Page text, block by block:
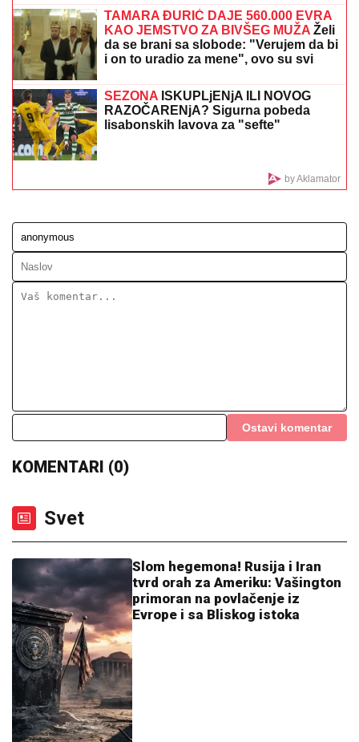
"ZAPLAČEM KADA MI JE TEŠKO"Mina Kostić se
nakon izlaska iz "Laze" ne odvaja od Kaspera: On joj
se sada obratio emotivnim rečima
Milana Stankovića: "Da li je i dalje mali
Kinez?"
komentari samo pljušte (VIDEO)
je TUKAO DO SMRTI! (FOTO, VIDEO)
PODIGNUTA OPTUŽNICA PROTIV
ubistvo Luke Bojovića?! Nađen
arsenal oružja, otkriven i PAKLENI
PLAN koji su skovali
DRAMA U CRNOJ GORI!Tea Tairović
sa suprugom DOŽIVELA UDES, auto
skroz UNIŠTEN: Nakon nesreće
pevačica donela neočekivanu odluku